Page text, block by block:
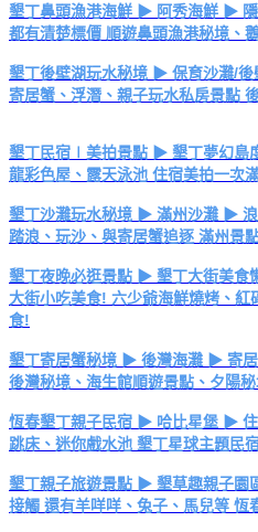
墾丁鼻頭漁港海鮮 ▶ 阿秀海鮮 ▶
都有清楚標價 順遊鼻頭漁港秘境、
墾丁後壁湖玩水秘境 ▶ 保育沙灘/
寄居蟹、浮潛、親子玩水私房景點
墾丁民宿∣美拍景點 ▶ 墾丁夢幻島
龍彩色屋、露天泳池 住宿美拍一次
墾丁沙灘玩水秘境 ▶ 滿州沙灘 ▶ 浪
踏浪、玩沙、與寄居蟹追逐 滿州景
墾丁夜晚必逛景點 ▶ 墾丁大街美
大街小吃美食! 六少爺海鮮燒烤、
食!
墾丁寄居蟹秘境 ▶ 後灣海灘 ▶ 寄
後灣秘境、海生館順遊景點、夕陽
恆春墾丁親子民宿 ▶ 哈比星堡 ▶
跳床、迷你戲水池 墾丁星球主題民
墾丁親子旅遊景點 ▶ 墾草趣親子園
接觸 還有羊咩咩、兔子、馬兒等 恆